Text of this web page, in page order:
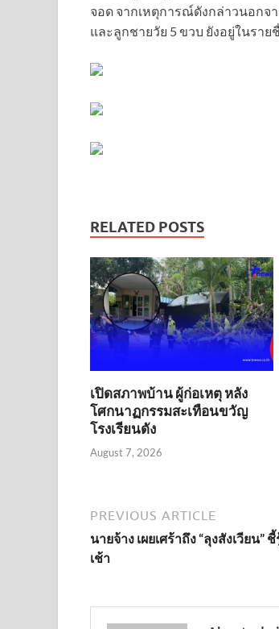
จอด จากเหตุการณ์ดังกล่าวนอกจ
และลูกชายวัย 5 ขวบ ยังอยู่ในราย
RELATED POSTS
เปิดสภาพบ้าน ผู้ก่อเหตุ หลัง
โศกนาฏกรรมสะเทือนขวัญ
โรงเรียนดัง
August 7, 2026
PREVIOUS ARTICLE
นายจ้าง เผยเศร้าถึง “ลุงสังเวียน”
เช้า